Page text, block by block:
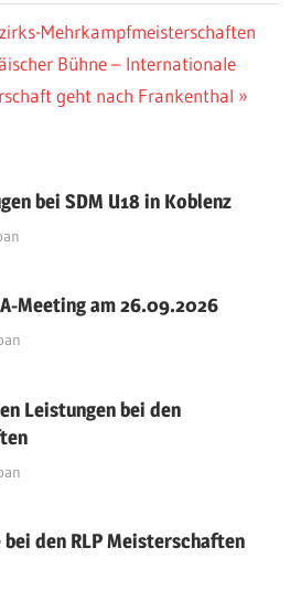
Mehrkampfmeisterschaften
Bühne – Internationale
geht nach Frankenthal
bei SDM U18 in Koblenz
Meeting am 26.09.2026
Leistungen bei den
den RLP Meisterschaften